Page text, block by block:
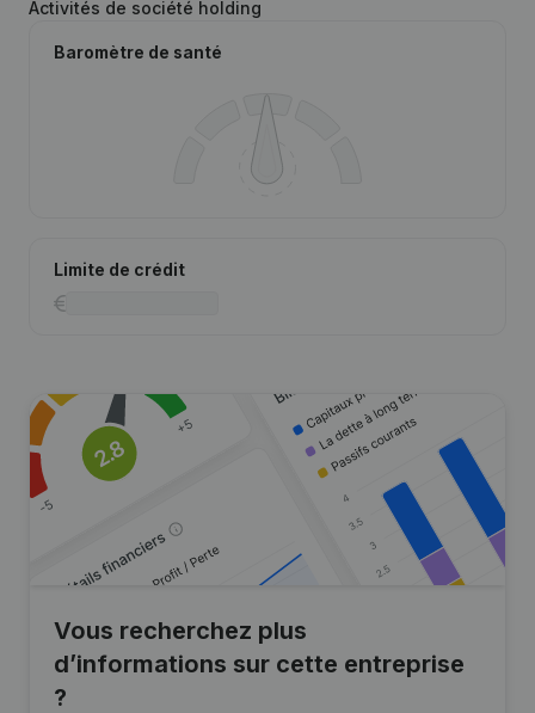
Activités de société holding
Baromètre de santé
Limite de crédit
Vous recherchez plus
d’informations sur cette entreprise
?